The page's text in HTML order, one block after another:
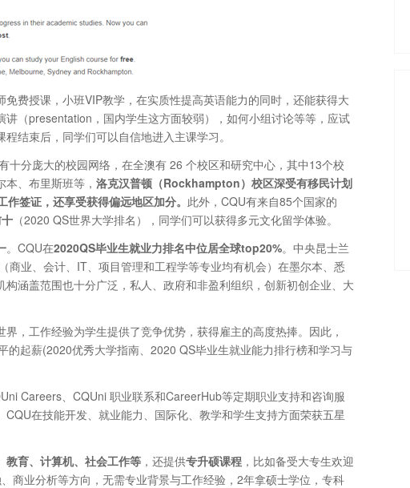
费授课，小班VIP教学，在实质性提高英语能力的同时，还能获得大
（presentation，国内学生这方面较弱），如何小组讨论等等，应试
结束后，同学们可以自信地进入主课学习。
分庞大的校园网络，在全澳有 26 个校区和研究中心，其中13个校
、布里斯班等， 洛克汉普顿（Rockhampton）校区深受有移民计划
签证，还享受获得偏远地区加分。 此外，CQU有来自85个国家的
（2020 QS世界大学排名），同学们可以获得多元文化留学体验。
。CQU在2020QS毕业生就业力排名中位居全球top20%。中央昆士兰
业、会计、IT、项目管理和工程学等专业均有机会）在墨尔本、悉
涵盖范围也十分广泛，私人、政府和非盈利组织，创新初创企业、大
，工作经验为学生提供了竞争优势，获得雇主的高度热捧。因此，
起薪(2020优秀大学指南、2020 QS毕业生就业能力排行榜和学习与
Careers、CQUni 职业联系和CareerHub等定期职业支持和咨询服
在技能开发、就业能力、国际化、教学和学生支持方面荣获五星
教育、计算机、社会工作等 ，还提供专升硕课程 ，比如备受大专生欢迎
商业分析等方向，无需专业背景与工作经验，2年拿硕士学位，专科